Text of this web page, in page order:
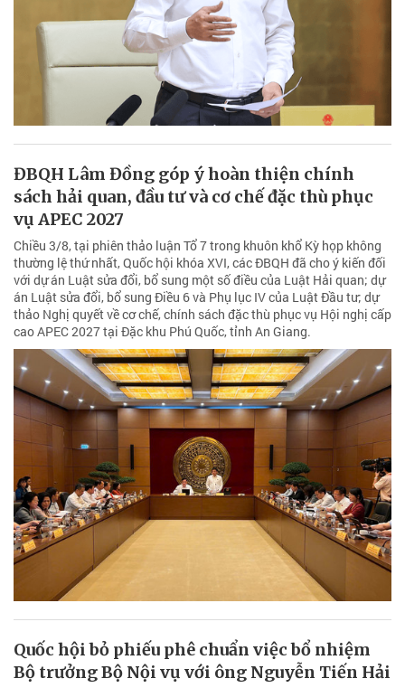
ĐBQH Lâm Đồng góp ý hoàn thiện chính
sách hải quan, đầu tư và cơ chế đặc thù phục
vụ APEC 2027
Chiều 3/8, tại phiên thảo luận Tổ 7 trong khuôn khổ Kỳ họp không
thường lệ thứ nhất, Quốc hội khóa XVI, các ĐBQH đã cho ý kiến đối
với dự án Luật sửa đổi, bổ sung một số điều của Luật Hải quan; dự
án Luật sửa đổi, bổ sung Điều 6 và Phụ lục IV của Luật Đầu tư; dự
thảo Nghị quyết về cơ chế, chính sách đặc thù phục vụ Hội nghị cấp
cao APEC 2027 tại Đặc khu Phú Quốc, tỉnh An Giang.
Quốc hội bỏ phiếu phê chuẩn việc bổ nhiệm
Bộ trưởng Bộ Nội vụ với ông Nguyễn Tiến Hải